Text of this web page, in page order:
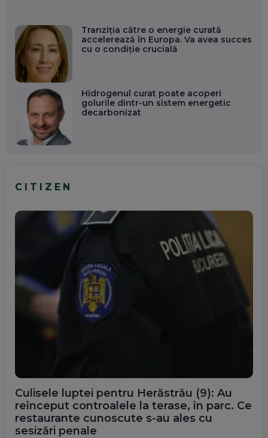
Tranziția către o energie curată
accelerează în Europa. Va avea succes
cu o condiție crucială
Hidrogenul curat poate acoperi
golurile dintr-un sistem energetic
decarbonizat
CITIZEN
Culisele luptei pentru Herăstrău (9): Au
reînceput controalele la terase, în parc. Ce
restaurante cunoscute s-au ales cu
sesizări penale